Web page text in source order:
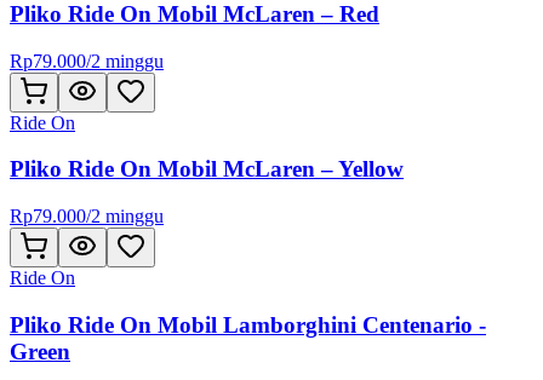
Pliko Ride On Mobil McLaren – Red
Rp79.000/2 minggu
Ride On
Pliko Ride On Mobil McLaren – Yellow
Rp79.000/2 minggu
Ride On
Pliko Ride On Mobil Lamborghini Centenario -
Green